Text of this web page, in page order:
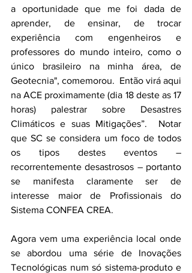
a oportunidade que me foi dada de
aprender, de ensinar, de trocar
experiência com engenheiros e
professores do mundo inteiro, como o
único brasileiro na minha área, de
Geotecnia", comemorou.  Então virá aqui
na ACE proximamente (dia 18 deste as 17
horas) palestrar sobre Desastres
Climáticos e suas Mitigações”.  Notar
que SC se considera um foco de todos
os tipos destes eventos –
recorrentemente desastrosos – portanto
se manifesta claramente ser de
interesse maior de Profissionais do
Sistema CONFEA CREA.
Agora vem uma experiência local onde
se abordou uma série de Inovações
Tecnológicas num só sistema-produto e